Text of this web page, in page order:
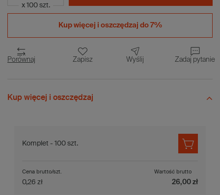
x 100 szt.
Kup więcej i oszczędzaj do 7%
Porównaj Zapisz Wyślij Zadaj pytanie
Kup więcej i oszczędzaj
Komplet - 100 szt.
Cena brutto/szt.
0,26 zł
Wartość brutto
26,00 zł